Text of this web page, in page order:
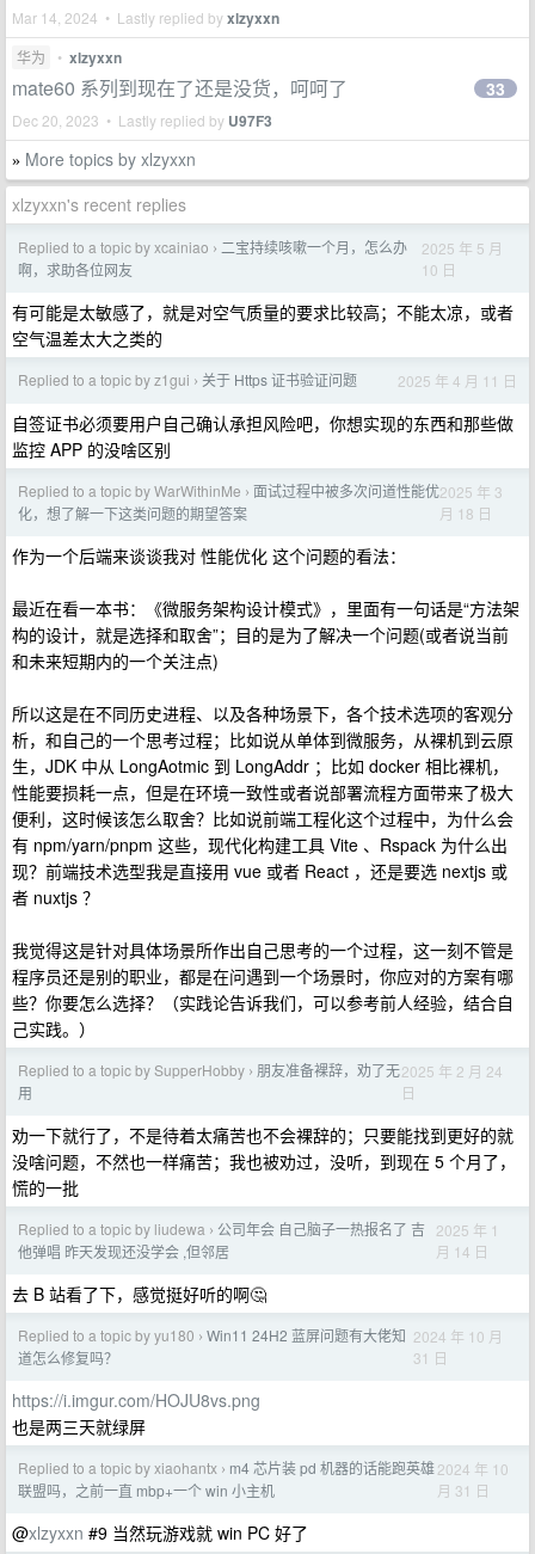
Mar 14, 2024 • Lastly replied byxlzyxxn
华为 • xlzyxxn
mate60 系列到现在了还是没货，呵呵了
Dec 20, 2023 • Lastly replied by U97F3
33
» More topics by xlzyxxn
xlzyxxn's recent replies
Replied to a topic by xcainiao › 二宝持续咳嗽一个月，怎么办
啊，求助各位网友
2025 年 5 月
10 日
有可能是太敏感了，就是对空气质量的要求比较高；不能太凉，或者
空气温差太大之类的
Replied to a topic by z1gui › 关于 Https 证书验证问题 2025 年 4 月 11 日
自签证书必须要用户自己确认承担风险吧，你想实现的东西和那些做
监控 APP 的没啥区别
Replied to a topic by WarWithinMe › 面试过程中被多次问道性能优
化，想了解一下这类问题的期望答案
2025 年 3
月 18 日
作为一个后端来谈谈我对 性能优化 这个问题的看法：
最近在看一本书：《微服务架构设计模式》，里面有一句话是“方法架
构的设计，就是选择和取舍”；目的是为了解决一个问题(或者说当前
和未来短期内的一个关注点)
所以这是在不同历史进程、以及各种场景下，各个技术选项的客观分
析，和自己的一个思考过程；比如说从单体到微服务，从裸机到云原
生，JDK 中从 LongAotmic 到 LongAddr ；比如 docker 相比裸机，
性能要损耗一点，但是在环境一致性或者说部署流程方面带来了极大
便利，这时候该怎么取舍？比如说前端工程化这个过程中，为什么会
有 npm/yarn/pnpm 这些，现代化构建工具 Vite 、Rspack 为什么出
现？前端技术选型我是直接用 vue 或者 React ，还是要选 nextjs 或
者 nuxtjs ？
我觉得这是针对具体场景所作出自己思考的一个过程，这一刻不管是
程序员还是别的职业，都是在问遇到一个场景时，你应对的方案有哪
些？你要怎么选择？（实践论告诉我们，可以参考前人经验，结合自
己实践。）
Replied to a topic by SupperHobby › 朋友准备裸辞，劝了无
用
2025 年 2 月 24
日
劝一下就行了，不是待着太痛苦也不会裸辞的；只要能找到更好的就
没啥问题，不然也一样痛苦；我也被劝过，没听，到现在 5 个月了，
慌的一批
Replied to a topic by liudewa › 公司年会 自己脑子一热报名了 吉
他弹唱 昨天发现还没学会 ,但邻居
2025 年 1
月 14 日
去 B 站看了下，感觉挺好听的啊🤔
Replied to a topic by yu180 › Win11 24H2 蓝屏问题有大佬知
道怎么修复吗？
2024 年 10 月
31 日
https://i.imgur.com/HOJU8vs.png
也是两三天就绿屏
Replied to a topic by xiaohantx › m4 芯片装 pd 机器的话能跑英雄
联盟吗，之前一直 mbp+一个 win 小主机
2024 年 10
月 31 日
@xlzyxxn #9 当然玩游戏就 win PC 好了